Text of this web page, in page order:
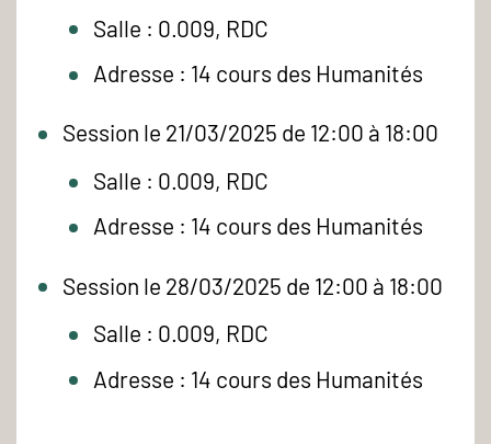
Salle : 0.009, RDC
Adresse : 14 cours des Humanités
Session le 21/03/2025 de 12:00 à 18:00
Salle : 0.009, RDC
Adresse : 14 cours des Humanités
Session le 28/03/2025 de 12:00 à 18:00
Salle : 0.009, RDC
Adresse : 14 cours des Humanités